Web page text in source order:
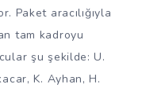
Paket aracılığıyla
tam kadroyu
şu şekilde: U.
K. Ayhan, H.